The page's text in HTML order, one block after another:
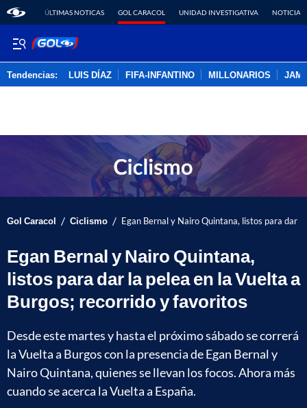
ÚLTIMAS NOTICAS GOL CARACOL UNIDAD INVESTIGATIVA NOTICIAS
Tendencias: LUIS DÍAZ FIFA-INFANTINO MILLONARIOS
Gol Caracol / Ciclismo / Egan Bernal y Nairo Quintana, listos para dar
Egan Bernal y Nairo Quintana,
listos para dar la pelea en la Vuelta a
Burgos; recorrido y favoritos
Desde este martes y hasta el próximo sábado se correrá
la Vuelta a Burgos con la presencia de Egan Bernal y
Nairo Quintana, quienes se llevan los focos. Ahora más
cuando se acerca la Vuelta a España.